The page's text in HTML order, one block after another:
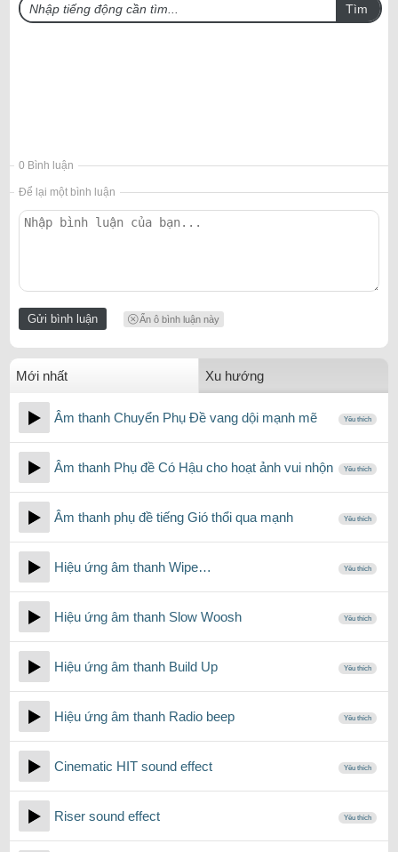
Tìm
0 Bình luận
Để lại một bình luận
Ẩn ô bình luận này
Mới nhất Xu hướng
Âm thanh Chuyển Phụ Đề vang dội mạnh mẽ Yêu thích
Âm thanh Phụ đề Có Hậu cho hoạt ảnh vui nhộn Yêu thích
Âm thanh phụ đề tiếng Gió thổi qua mạnh Yêu thích
Hiệu ứng âm thanh Wipe… Yêu thích
Hiệu ứng âm thanh Slow Woosh Yêu thích
Hiệu ứng âm thanh Build Up Yêu thích
Hiệu ứng âm thanh Radio beep Yêu thích
Cinematic HIT sound effect Yêu thích
Riser sound effect Yêu thích